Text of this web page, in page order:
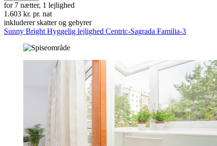
for 7 nætter, 1 lejlighed
1.603 kr. pr. nat
inkluderer skatter og gebyrer
Sunny Bright Hyggelig lejlighed Centric-Sagrada Familia-3